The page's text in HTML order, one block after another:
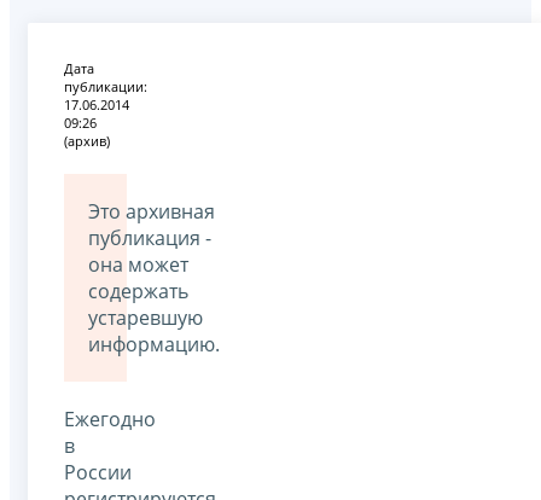
Дата
публикации:
17.06.2014
09:26
(архив)
Это архивная
публикация -
она может
содержать
устаревшую
информацию.
Ежегодно
в
России